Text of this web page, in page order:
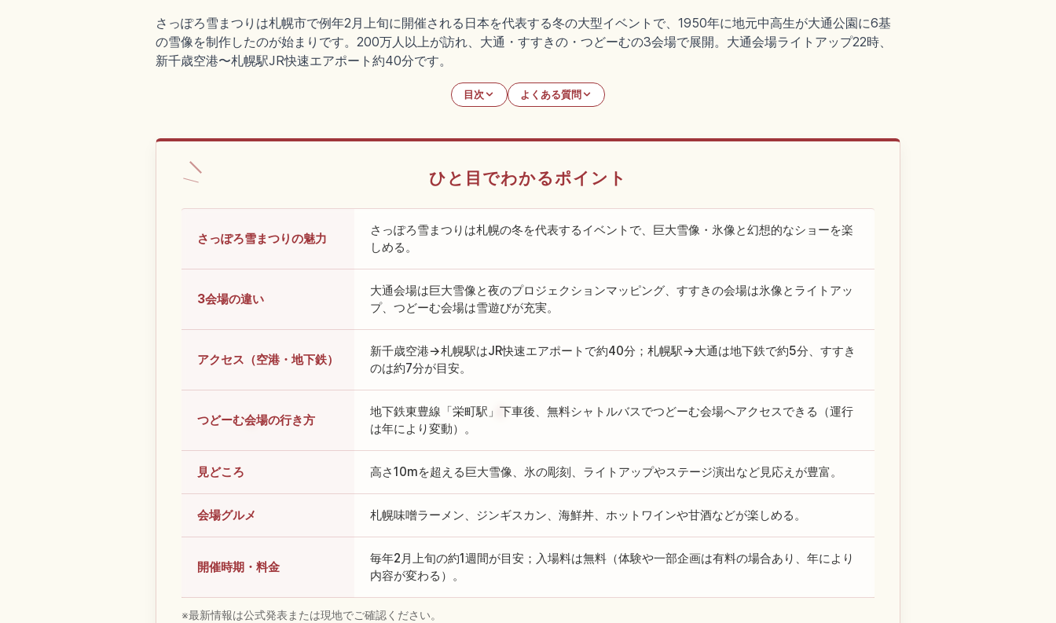
さっぽろ雪まつりは札幌市で例年2月上旬に開催される日本を代表する冬の大型イベントで、1950年に地元中高生が大通公園に6基
の雪像を制作したのが始まりです。200万人以上が訪れ、大通・すすきの・つどーむの3会場で展開。大通会場ライトアップ22時、
新千歳空港〜札幌駅JR快速エアポート約40分です。
目次 よくある質問
ひと目でわかるポイント
さっぽろ雪まつりの魅力
さっぽろ雪まつりは札幌の冬を代表するイベントで、巨大雪像・氷像と幻想的なショーを楽
しめる。
3会場の違い
大通会場は巨大雪像と夜のプロジェクションマッピング、すすきの会場は氷像とライトアッ
プ、つどーむ会場は雪遊びが充実。
アクセス（空港・地下鉄）
新千歳空港→札幌駅はJR快速エアポートで約40分；札幌駅→大通は地下鉄で約5分、すすき
のは約7分が目安。
つどーむ会場の行き方
地下鉄東豊線「栄町駅」下車後、無料シャトルバスでつどーむ会場へアクセスできる（運行
は年により変動）。
見どころ 高さ10mを超える巨大雪像、氷の彫刻、ライトアップやステージ演出など見応えが豊富。
会場グルメ 札幌味噌ラーメン、ジンギスカン、海鮮丼、ホットワインや甘酒などが楽しめる。
開催時期・料金
毎年2月上旬の約1週間が目安；入場料は無料（体験や一部企画は有料の場合あり、年により
内容が変わる）。
※最新情報は公式発表または現地でご確認ください。